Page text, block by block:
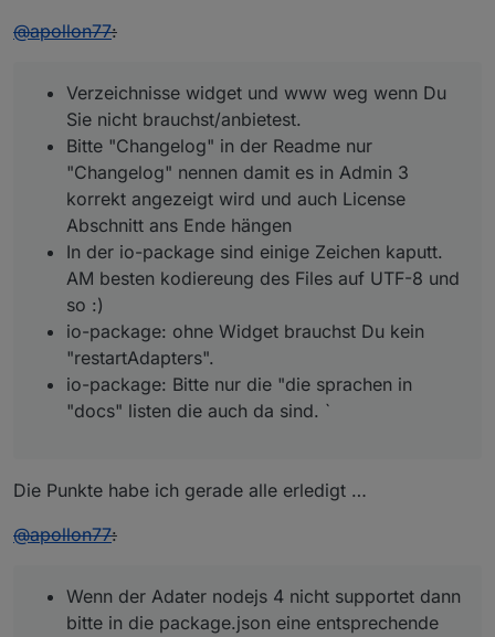
@apollon77:
Verzeichnisse widget und www weg wenn Du
Sie nicht brauchst/anbietest.
Bitte "Changelog" in der Readme nur
"Changelog" nennen damit es in Admin 3
korrekt angezeigt wird und auch License
Abschnitt ans Ende hängen
In der io-package sind einige Zeichen kaputt.
AM besten kodiereung des Files auf UTF-8 und
so :)
io-package: ohne Widget brauchst Du kein
"restartAdapters".
io-package: Bitte nur die "die sprachen in
"docs" listen die auch da sind. `
Die Punkte habe ich gerade alle erledigt …
@apollon77:
Wenn der Adater nodejs 4 nicht supportet dann
bitte in die package.json eine entsprechende